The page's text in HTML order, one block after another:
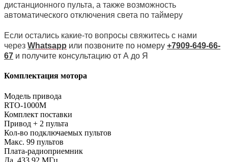
дистанционного пульта, а также возможность
автоматического отключения света по таймеру
Если остались какие-то вопросы свяжитесь с нами
через Whatsapp или позвоните по номеру +7909-649-66-
67 и получите консультацию от А до Я
Комплектация мотора
Модель привода
RTO-1000М
Комплект поставки
Привод + 2 пульта
Кол-во подключаемых пультов
Макс. 99 пультов
Плата-радиоприемник
Да, 433.92 МГц